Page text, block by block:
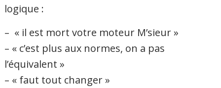
logique :
– « il est mort votre moteur M’sieur »
– « c’est plus aux normes, on a pas
l’équivalent »
– « faut tout changer »